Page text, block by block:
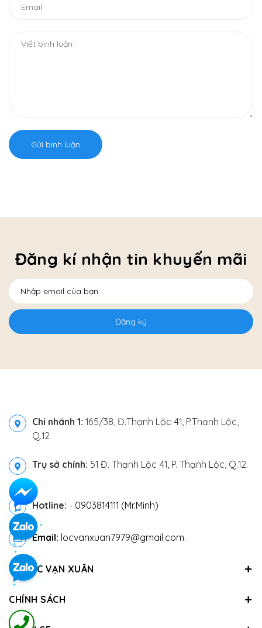
Gửi bình luận
Đăng kí nhận tin khuyến mãi
Đăng ký
Chi nhánh 1: 165/38, Đ.Thạnh Lộc 41, P.Thạnh Lộc,
Q.12
Trụ sở chính: 51 Đ. Thạnh Lộc 41, P. Thạnh Lộc, Q.12.
Hotline: - 0903814111 (Mr.Minh)
Email: locvanxuan7979@gmail.com.
VỀ LỘC VẠN XUÂN
CHÍNH SÁCH